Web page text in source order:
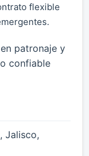
flexible
patronaje y
confiable
Jalisco,